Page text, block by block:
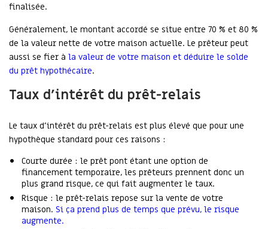
finalisée.
Généralement, le montant accordé se situe entre 70 % et 80 %
de la valeur nette de votre maison actuelle. Le prêteur peut
aussi se fier à la valeur de votre maison et déduire le solde
du prêt hypothécaire.
Taux d’intérêt du prêt-relais
Le taux d’intérêt du prêt-relais est plus élevé que pour une
hypothèque standard pour ces raisons :
Courte durée : le prêt pont étant une option de
financement temporaire, les prêteurs prennent donc un
plus grand risque, ce qui fait augmenter le taux.
Risque : le prêt-relais repose sur la vente de votre
maison. Si ça prend plus de temps que prévu, le risque
augmente.